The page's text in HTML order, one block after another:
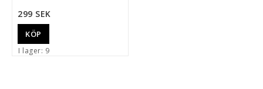
299 SEK
I lager: 9
KÖP